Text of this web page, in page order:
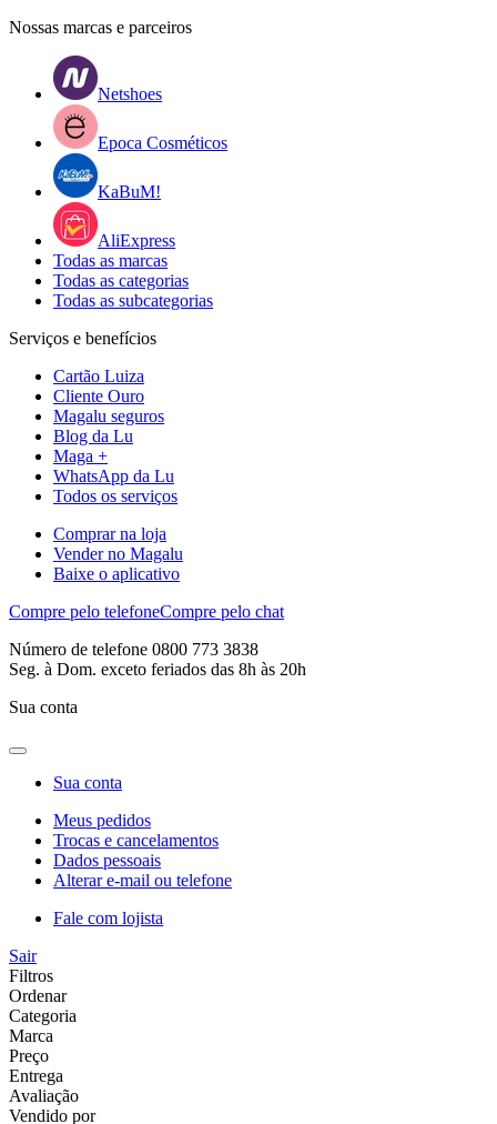
Nossas marcas e parceiros
Netshoes
Epoca Cosméticos
KaBuM!
AliExpress
Todas as marcas
Todas as categorias
Todas as subcategorias
Serviços e benefícios
Cartão Luiza
Cliente Ouro
Magalu seguros
Blog da Lu
Maga +
WhatsApp da Lu
Todos os serviços
Comprar na loja
Vender no Magalu
Baixe o aplicativo
Compre pelo telefoneCompre pelo chat
Número de telefone 0800 773 3838
Seg. à Dom. exceto feriados das 8h às 20h
Sua conta
Sua conta
Meus pedidos
Trocas e cancelamentos
Dados pessoais
Alterar e-mail ou telefone
Fale com lojista
Sair
Filtros
Ordenar
Categoria
Marca
Preço
Entrega
Avaliação
Vendido por